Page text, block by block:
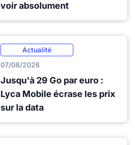
voir absolument
Actualité
07/08/2026
Jusqu'à 29 Go par euro :
Lyca Mobile écrase les prix
sur la data